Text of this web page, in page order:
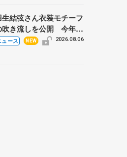
生結弦さん衣装モチーフ
吹き流しを公開 今年は
春よ、来い」、仙台の瑞
ュース NEW 2026.08.06